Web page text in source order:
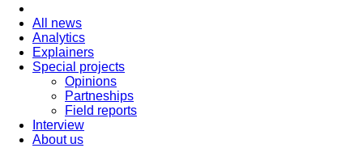
All news
Analytics
Explainers
Special projects
Opinions
Partneships
Field reports
Interview
About us